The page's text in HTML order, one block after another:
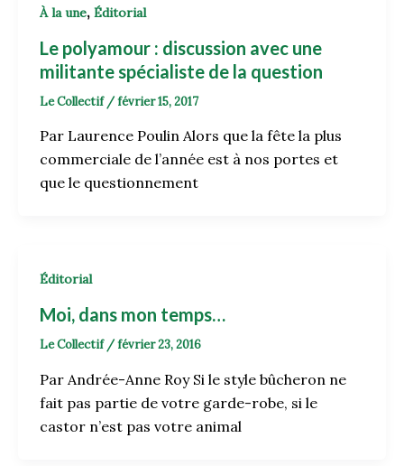
À la une, Éditorial
Le polyamour : discussion avec une
militante spécialiste de la question
Le Collectif /février 15, 2017
Par Laurence Poulin Alors que la fête la plus
commerciale de l’année est à nos portes et
que le questionnement
Éditorial
Moi, dans mon temps…
Le Collectif /février 23, 2016
Par Andrée-Anne Roy Si le style bûcheron ne
fait pas partie de votre garde-robe, si le
castor n’est pas votre animal